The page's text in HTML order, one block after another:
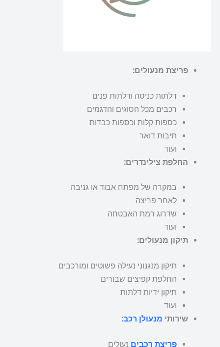
פריצת מנעולים:
דלתות כניסה ודלתות פנים
רכבים מכל הסוגים והדגמים
כספות קלות וכספות כבדות
תיבות דואר
ועוד
החלפת צילינדרים:
במקרה של מפתח אבוד או גניבה
לאחר פריצה
שדרוג רמת האבטחה
ועוד
תיקון מנעולים:
תיקון מנגנוני נעילה פשוטים ומורכבים
החלפת קפיצים שבורים
תיקון ידיות דלתות
ועוד
שירותי מנעולן רכב:
פריצת רכבים נעולים